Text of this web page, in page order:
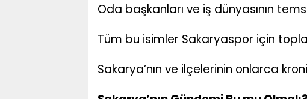
Oda başkanları ve iş dünyasının
Tüm bu isimler Sakaryaspor için
Sakarya’nın ve ilçelerinin onlarca